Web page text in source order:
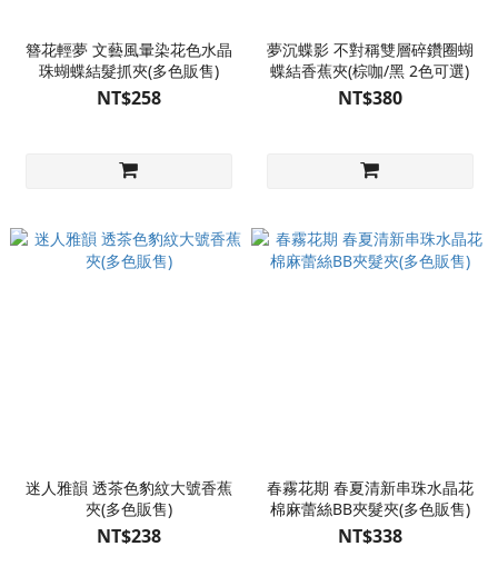
簪花輕夢 文藝風暈染花色水晶
珠蝴蝶結髮抓夾(多色販售)
NT$258
夢沉蝶影 不對稱雙層碎鑽圈蝴
蝶結香蕉夾(棕咖/黑 2色可選)
NT$380
迷人雅韻 透茶色豹紋大號香蕉
夾(多色販售)
NT$238
春霧花期 春夏清新串珠水晶花
棉麻蕾絲BB夾髮夾(多色販售)
NT$338